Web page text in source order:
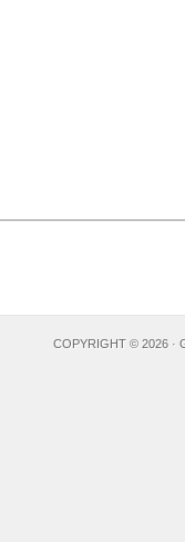
COPYRIGHT © 2026 ·